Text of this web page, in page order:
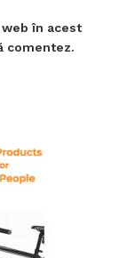
în acest
comentez.